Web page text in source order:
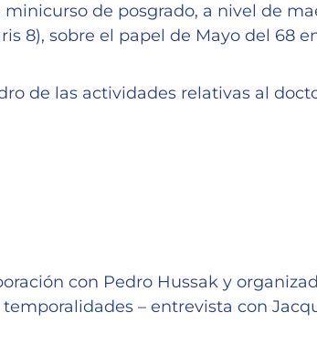
de posgrado, a nivel de
8), sobre el papel de Mayo del 68
de las actividades relativas al
con Pedro Hussak y
– entrevista con